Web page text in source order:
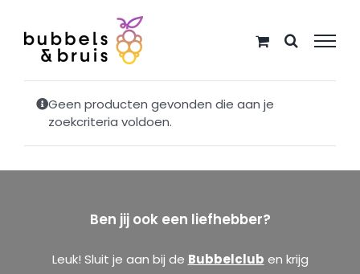
naar
Geen producten gevonden die aan je
zoekcriteria voldoen.
Ben jij ook een liefhebber?
Leuk! Sluit je aan bij de Bubbelclub en krijg